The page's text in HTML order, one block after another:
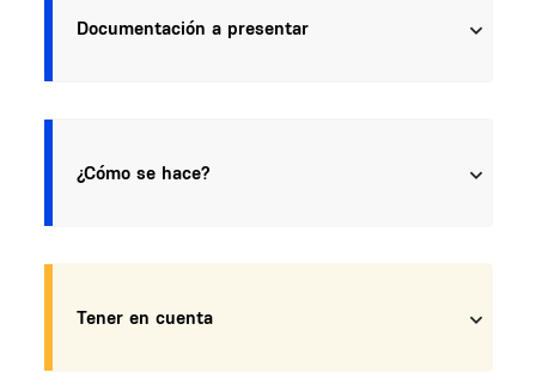
Documentación a presentar
¿Cómo se hace?
Tener en cuenta